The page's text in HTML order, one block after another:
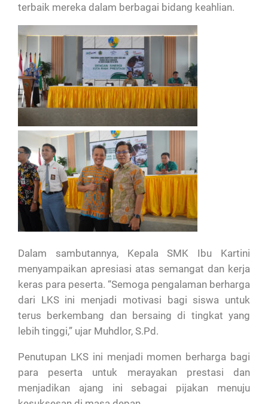
terbaik mereka dalam berbagai bidang keahlian.
Dalam sambutannya, Kepala SMK Ibu Kartini
menyampaikan apresiasi atas semangat dan kerja
keras para peserta. “Semoga pengalaman berharga
dari LKS ini menjadi motivasi bagi siswa untuk
terus berkembang dan bersaing di tingkat yang
lebih tinggi,” ujar Muhdlor, S.Pd.
Penutupan LKS ini menjadi momen berharga bagi
para peserta untuk merayakan prestasi dan
menjadikan ajang ini sebagai pijakan menuju